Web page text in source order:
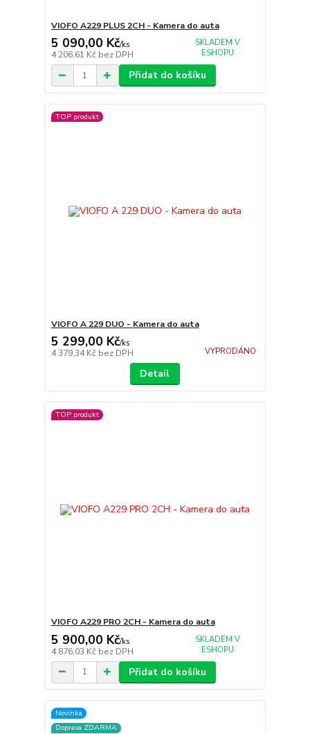
VIOFO A229 PLUS 2CH - Kamera do auta
5 090,00 Kč/ks
4 206,61 Kč bez DPH
SKLADEM V
ESHOPU
Přidat do košíku
TOP produkt
VIOFO A 229 DUO - Kamera do auta
5 299,00 Kč/ks
4 379,34 Kč bez DPH VYPRODÁNO
Detail
TOP produkt
VIOFO A229 PRO 2CH - Kamera do auta
5 900,00 Kč/ks
4 876,03 Kč bez DPH
SKLADEM V
ESHOPU
Přidat do košíku
Novinka
Doprava ZDARMA